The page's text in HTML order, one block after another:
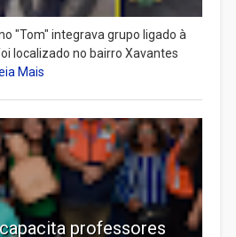
"Tom" integrava grupo ligado à
localizado no bairro Xavantes
Mais
professores